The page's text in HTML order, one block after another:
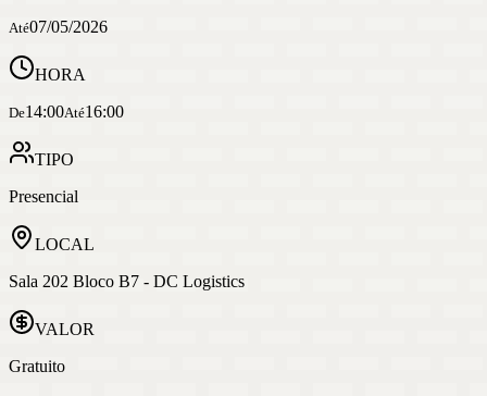
Até07/05/2026
HORA
De14:00Até16:00
TIPO
Presencial
LOCAL
Sala 202 Bloco B7 - DC Logistics
VALOR
Gratuito